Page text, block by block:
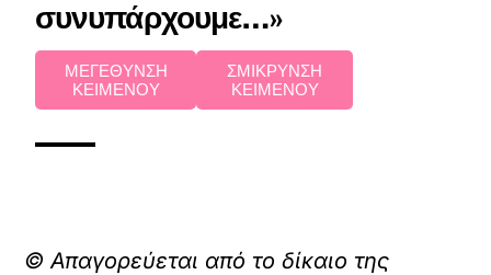
συνυπάρχουμε…»
ΜΕΓΕΘΥΝΣΗ
ΚΕΙΜΕΝΟΥ
ΣΜΙΚΡΥΝΣΗ
ΚΕΙΜΕΝΟΥ
© Απαγορεύεται από το δίκαιο της